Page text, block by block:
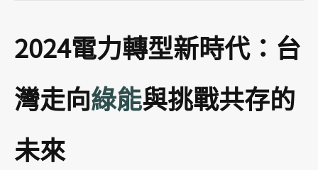
2024電力轉型新時代：台
灣走向綠能與挑戰共存的
未來